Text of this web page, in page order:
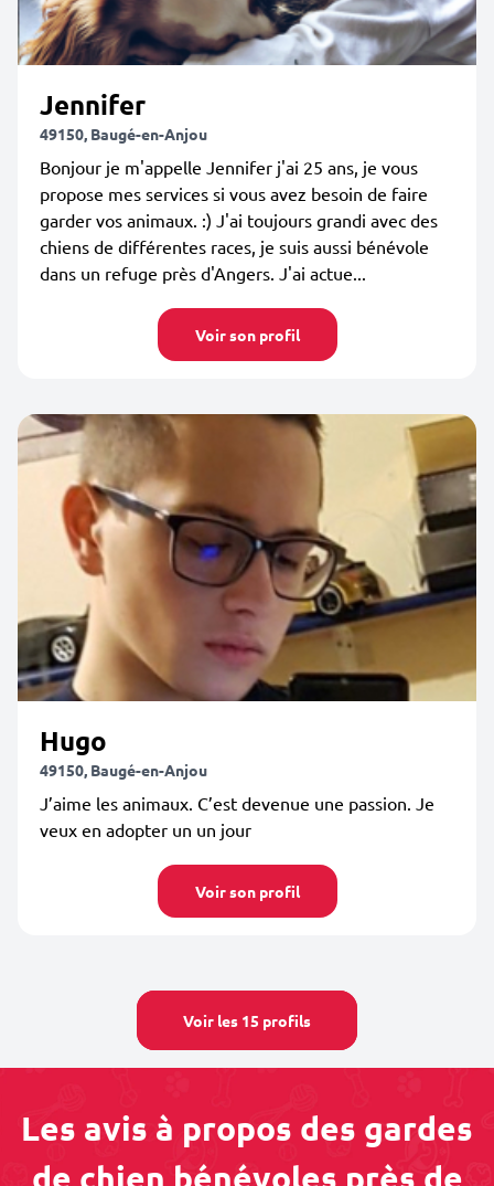
Jennifer
49150, Baugé-en-Anjou
Bonjour je m'appelle Jennifer j'ai 25 ans, je vous
propose mes services si vous avez besoin de faire
garder vos animaux. :) J'ai toujours grandi avec des
chiens de différentes races, je suis aussi bénévole
dans un refuge près d'Angers. J'ai actue...
Voir son profil
Hugo
49150, Baugé-en-Anjou
J’aime les animaux. C’est devenue une passion. Je
veux en adopter un un jour
Voir son profil
Voir les 15 profils
Les avis à propos des gardes
de chien bénévoles près de